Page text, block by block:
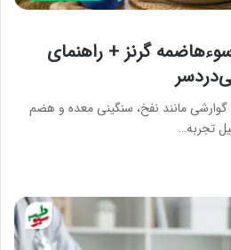
گرنز + راهنمای
مانند نفخ، سنگینی معده و هضم
تجربه…